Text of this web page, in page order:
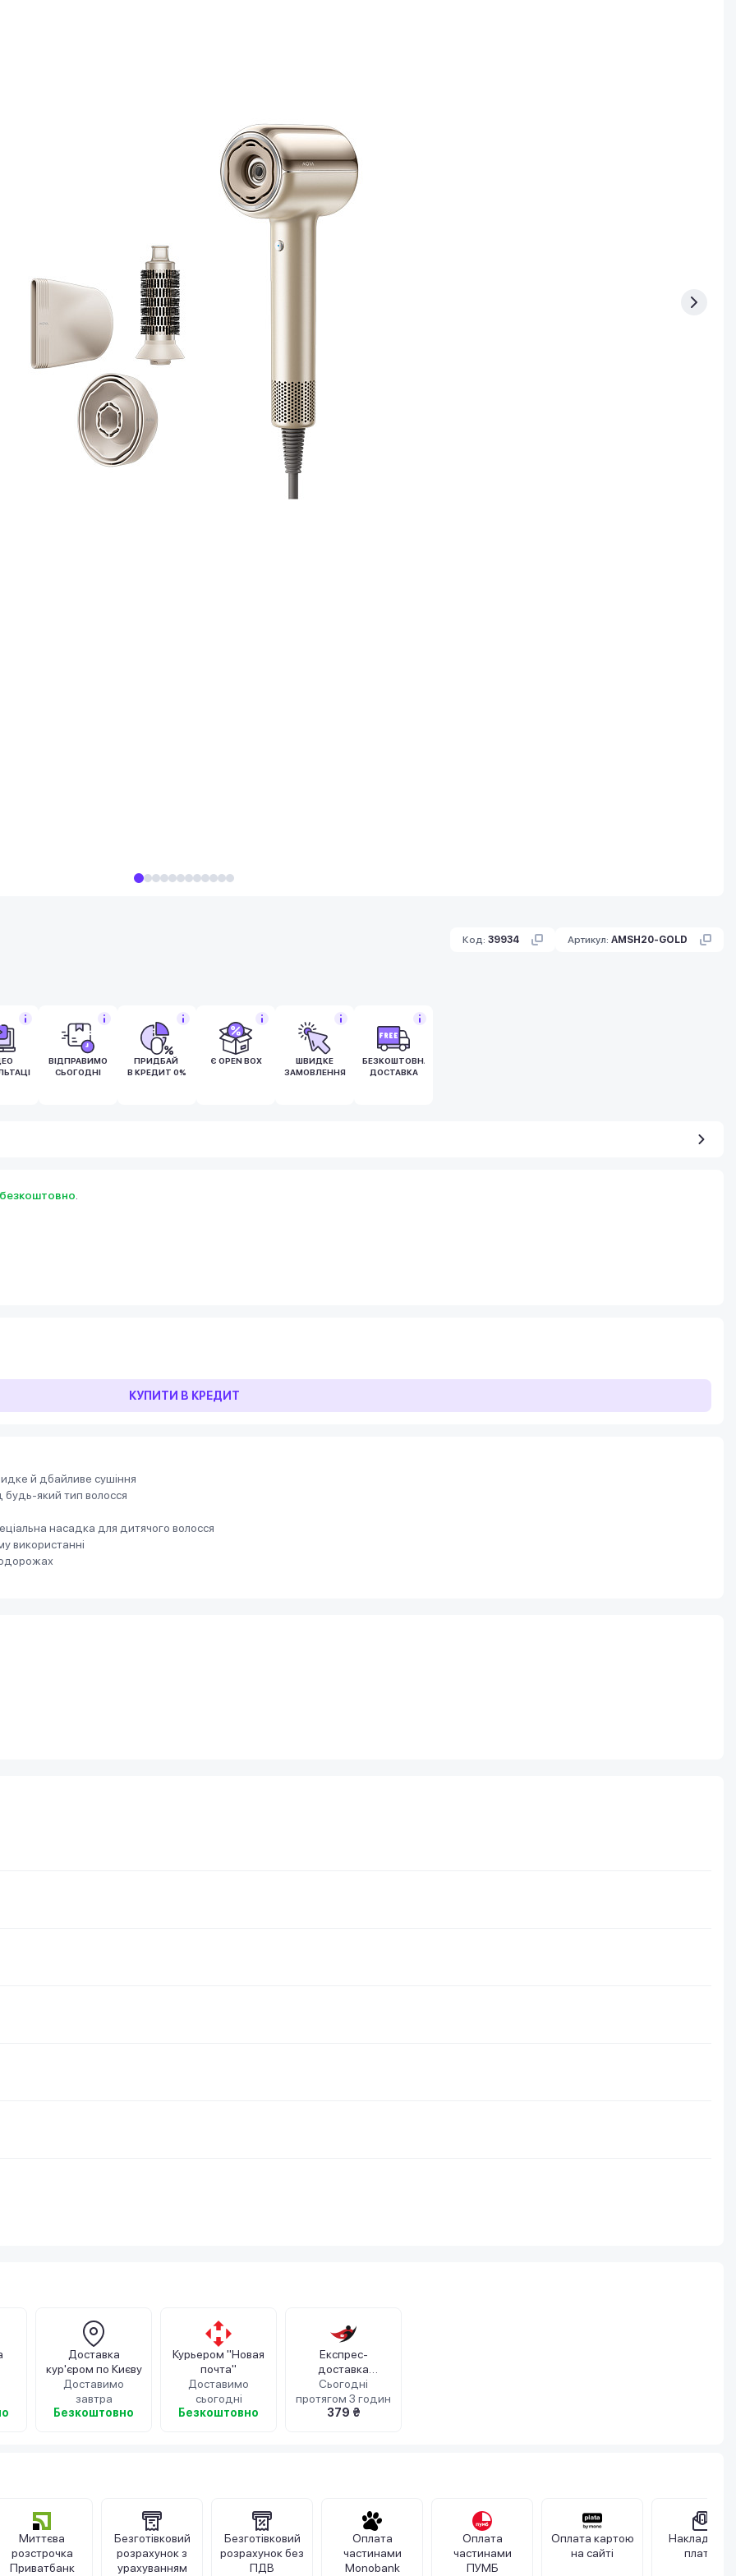
Код: 39934 Артикул: AMSH20-GOLD
ВІДПРАВИМО
СЬОГОДНІ
ПРИДБАЙ
В КРЕДИТ 0%
Є OPEN BOX
ШВИДКЕ
ЗАМОВЛЕННЯ
БЕЗКОШТОВНА
ДОСТАВКА
безкоштовно.
КУПИТИ В КРЕДИТ
й дбайливе сушіння
будь-який тип волосся
насадка для дитячого волосся
використанні
Доставка
кур'єром по Києву
Доставимо
завтра
Безкоштовно
Курьером "Новая
почта"
Доставимо
сьогодні
Безкоштовно
Експрес-
доставка
кур'єром iPOST
Сьогодні
протягом 3 годин
379 ₴
Миттєва
розстрочка
Приватбанк
Безготівковий
розрахунок з
урахуванням
Безготівковий
розрахунок без
ПДВ
Оплата
частинами
Monobank
Оплата
частинами
ПУМБ
Оплата картою
на сайті
Накладений
платіж